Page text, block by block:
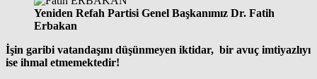
Yeniden Refah Partisi Genel Başkanımız Dr. Fatih
Erbakan
İşin garibi vatandaşını düşünmeyen iktidar, bir avuç imtiyazlıyı
ise ihmal etmemektedir!